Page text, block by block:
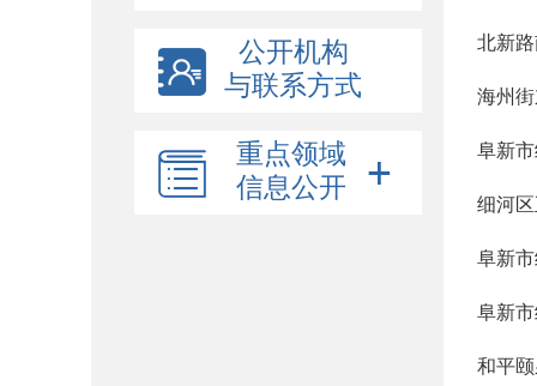
公开机构
与联系方式
重点领域
信息公开
北新
海州
阜新
细河
阜新
阜新
和平